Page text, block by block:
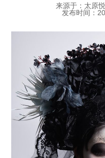
来源于：太原
发布时间：